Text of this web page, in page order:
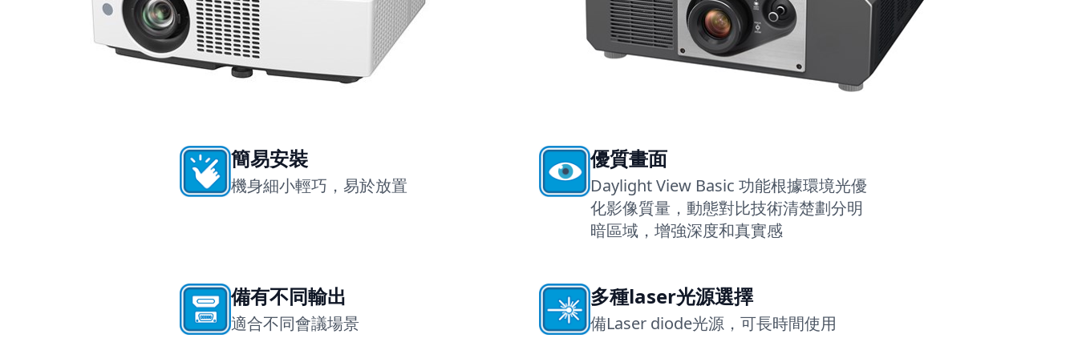
簡易安裝
機身細小輕巧，易於放置
優質畫面
Daylight View Basic 功能根據環境光優
化影像質量，動態對比技術清楚劃分明
暗區域，增強深度和真實感
備有不同輸出
適合不同會議場景
多種laser光源選擇
備Laser diode光源，可長時間使用